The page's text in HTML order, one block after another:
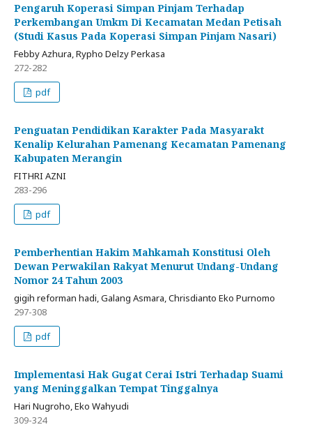
Pengaruh Koperasi Simpan Pinjam Terhadap
Perkembangan Umkm Di Kecamatan Medan Petisah
(Studi Kasus Pada Koperasi Simpan Pinjam Nasari)
Febby Azhura, Rypho Delzy Perkasa
272-282
pdf
Penguatan Pendidikan Karakter Pada Masyarakt
Kenalip Kelurahan Pamenang Kecamatan Pamenang
Kabupaten Merangin
FITHRI AZNI
283-296
pdf
Pemberhentian Hakim Mahkamah Konstitusi Oleh
Dewan Perwakilan Rakyat Menurut Undang-Undang
Nomor 24 Tahun 2003
gigih reforman hadi, Galang Asmara, Chrisdianto Eko Purnomo
297-308
pdf
Implementasi Hak Gugat Cerai Istri Terhadap Suami
yang Meninggalkan Tempat Tinggalnya
Hari Nugroho, Eko Wahyudi
309-324